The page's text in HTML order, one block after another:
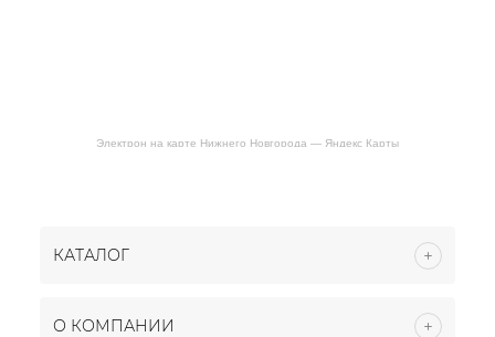
Электрон на карте Нижнего Новгорода — Яндекс Карты
КАТАЛОГ
О КОМПАНИИ